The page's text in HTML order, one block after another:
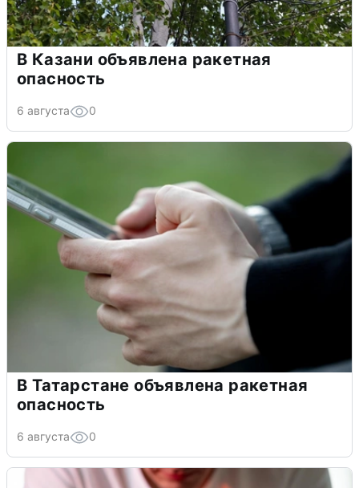
В Казани объявлена ракетная
опасность
6 августа 0
В Татарстане объявлена ракетная
опасность
6 августа 0